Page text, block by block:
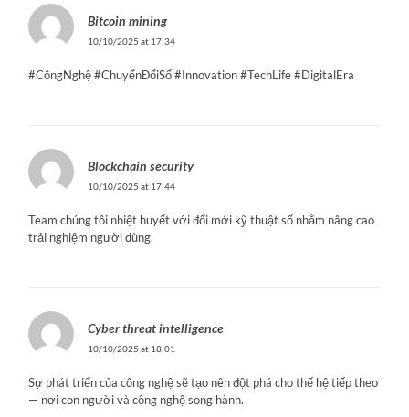
Bitcoin mining
10/10/2025 at 17:34
#CôngNghệ #ChuyểnĐổiSố #Innovation #TechLife #DigitalEra
Blockchain security
10/10/2025 at 17:44
Team chúng tôi nhiệt huyết với đổi mới kỹ thuật số nhằm nâng cao
trải nghiệm người dùng.
Cyber threat intelligence
10/10/2025 at 18:01
Sự phát triển của công nghệ sẽ tạo nên đột phá cho thế hệ tiếp theo
— nơi con người và công nghệ song hành.